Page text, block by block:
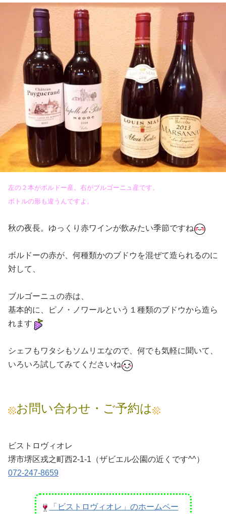
左の２本がボルドー産。右がブルゴーニュ産です。
ボトルの形も違うんですよ。
秋の夜長。ゆっくり赤ワインが飲みたい季節ですね
ボルドーの赤が、何種類かのブドウを混ぜて造られるのに
対して、
ブルゴーニュの赤は、
基本的に、ピノ・ノワールという１種類のブドウから造ら
れます
シェフもワタシもソムリエなので、何でも気軽に聞いて、
いろいろ試してみてくださいね
お問い合わせ・ご予約は
ビストロヴィオレ
堺市堺区戎之町西2-1-1（ザビエル公園の近くです^^）
072-247-8659
「ビストロヴィオレ」のホームペー